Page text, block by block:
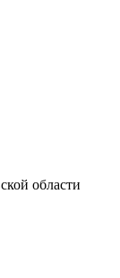
области